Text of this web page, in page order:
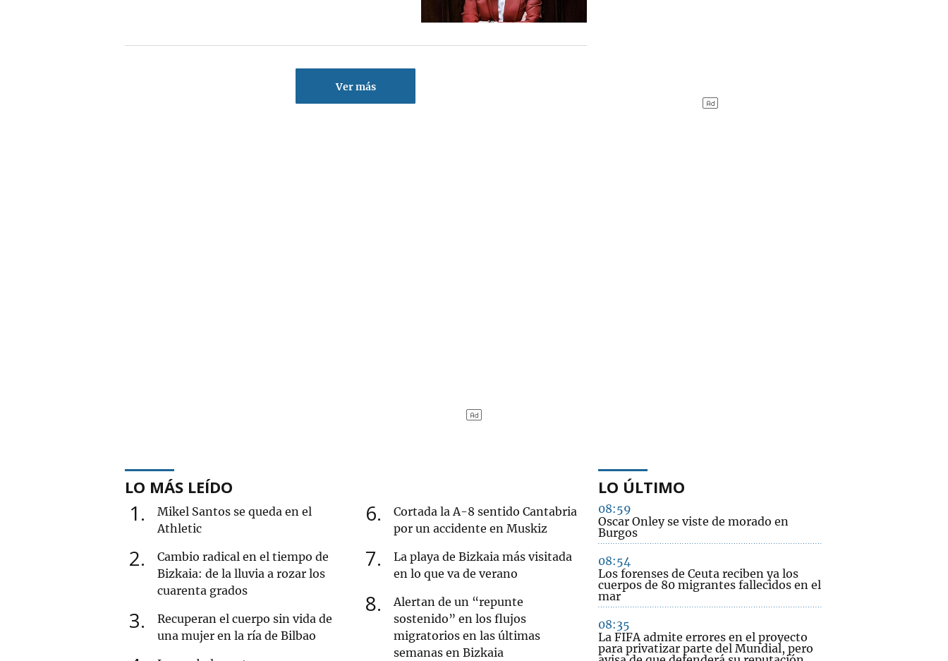
Ver más
LO MÁS LEÍDO
1
Mikel Santos se queda en el
Athletic
2
Cambio radical en el tiempo de
Bizkaia: de la lluvia a rozar los
cuarenta grados
3
Recuperan el cuerpo sin vida de
una mujer en la ría de Bilbao
6
Cortada la A-8 sentido Cantabria
por un accidente en Muskiz
7
La playa de Bizkaia más visitada
en lo que va de verano
8
Alertan de un “repunte
sostenido” en los flujos
migratorios en las últimas
semanas en Bizkaia
LO ÚLTIMO
08:59
Oscar Onley se viste de morado en
Burgos
08:54
Los forenses de Ceuta reciben ya los
cuerpos de 80 migrantes fallecidos en el
mar
08:35
La FIFA admite errores en el proyecto
para privatizar parte del Mundial, pero